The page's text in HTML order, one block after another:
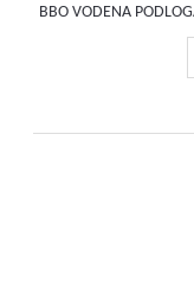
BBO VODENA